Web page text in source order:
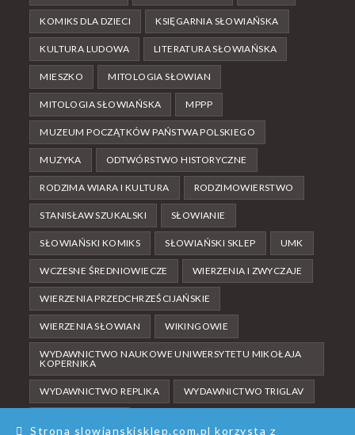
Strona slowianskisklep.com.pl korzysta z
KOMIKS DLA DZIECI KSIĘGARNIA SŁOWIAŃSKA
KULTURA LUDOWA LITERATURA SŁOWIAŃSKA
MIESZKO MITOLOGIA SŁOWIAN
MITOLOGIA SŁOWIAŃSKA MPPP
MUZEUM POCZĄTKÓW PAŃSTWA POLSKIEGO
MUZYKA ODTWÓRSTWO HISTORYCZNE
RODZIMA WIARA I KULTURA RODZIMOWIERSTWO
STANISŁAW SZUKALSKI SŁOWIANIE
SŁOWIAŃSKI KOMIKS SŁOWIAŃSKI SKLEP UMK
WCZESNE ŚREDNIOWIECZE WIERZENIA I ZWYCZAJE
WIERZENIA PRZEDCHRZEŚCIJAŃSKIE
WIERZENIA SŁOWIAN WIKINGOWIE
WYDAWNICTWO NAUKOWE UNIWERSYTETU MIKOŁAJA
KOPERNIKA
WYDAWNICTWO REPLIKA WYDAWNICTWO TRIGLAV